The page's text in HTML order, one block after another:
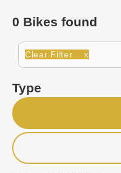
0 Bikes found
Clear Filter x
Type